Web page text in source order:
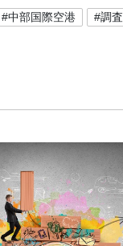
#中部国際空港 #調査